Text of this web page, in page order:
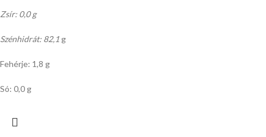
Zsír: 0,0 g
Szénhidrát: 82,1 g
Fehérje: 1,8 g
Só: 0,0 g